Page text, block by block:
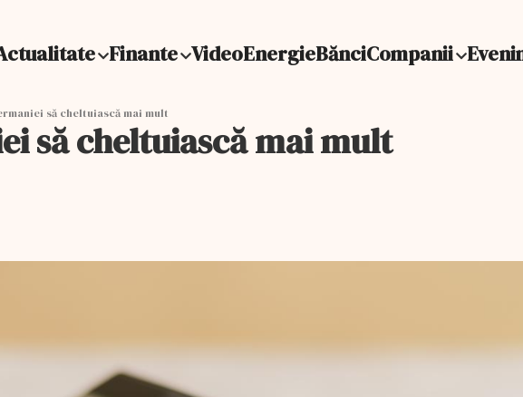
Finante VideoEnergieBănciCompanii
să cheltuiască mai mult
să cheltuiască mai mult